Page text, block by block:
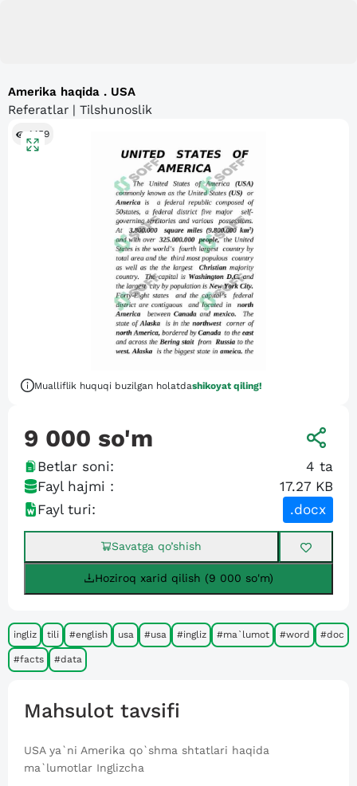
Amerika haqida . USA
Referatlar | Tilshunoslik
1459
Mualliflik huquqi buzilgan holatdashikoyat qiling!
9 000 so'm
Betlar soni: 4 ta
Fayl hajmi :
17.27 KB
Fayl turi:
.docx
Savatga qo’shish
Hoziroq xarid qilish (9 000 so'm)
ingliz tili #english usa #usa #ingliz #ma`lumot #word #doc
#facts #data
Mahsulot tavsifi
USA ya`ni Amerika qo`shma shtatlari haqida
ma`lumotlar Inglizcha